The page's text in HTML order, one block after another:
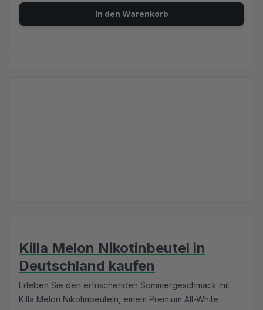
In den Warenkorb
Killa Melon Nikotinbeutel in
Deutschland kaufen
Erleben Sie den erfrischenden Sommergeschmack mit
Killa Melon Nikotinbeuteln, einem Premium All-White